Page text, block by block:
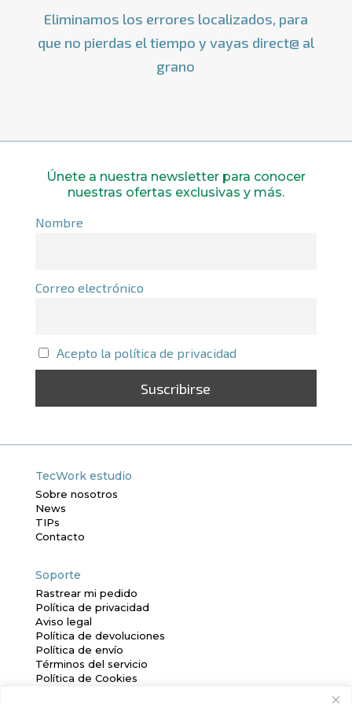
Eliminamos los errores localizados, para
que no pierdas el tiempo y vayas direct@ al
grano
Únete a nuestra newsletter para conocer
nuestras ofertas exclusivas y más.
Nombre
Correo electrónico
Acepto la política de privacidad
TecWork estudio
Sobre nosotros
News
TIPs
Contacto
Soporte
Rastrear mi pedido
Política de privacidad
Aviso legal
Política de devoluciones
Política de envío
Términos del servicio
Política de Cookies